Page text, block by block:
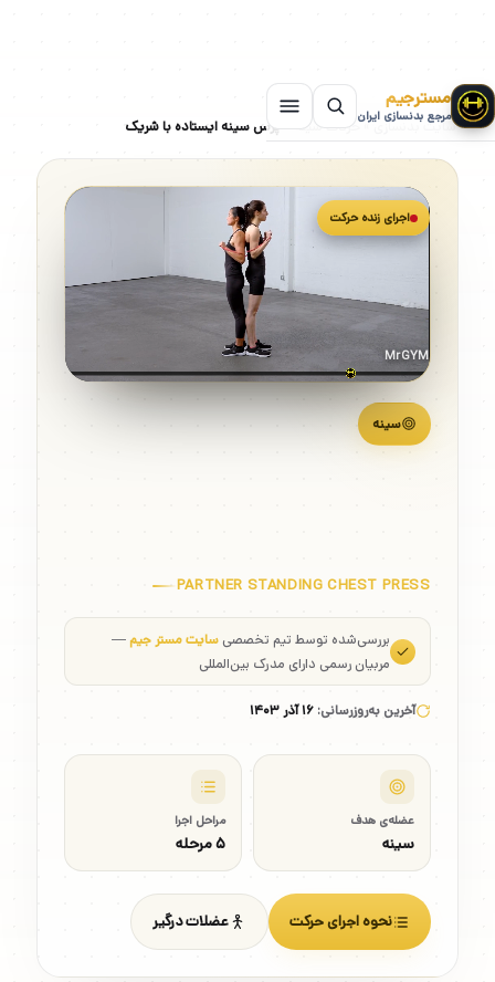
مسترجیم
مرجع بدنسازی ایران
سایت بدنسازی»حرکات سینه»پرس سینه ایستاده با شریک
سینه
PARTNER STANDING CHEST PRESS
بررسی‌شده توسط تیم تخصصیسایت مستر جیم—
مربیان رسمی دارای مدرک بین‌المللی
آخرین به‌روزرسانی:۱۶ آذر ۱۴۰۳
عضله‌ی هدف
سینه
مراحل اجرا
۵ مرحله
نحوه اجرای حرکت عضلات درگیر
اجرای زنده حرکت
MrGYM